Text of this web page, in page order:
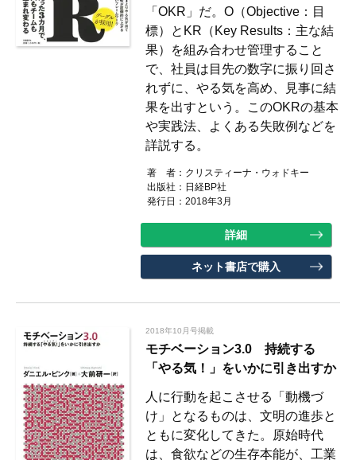
「OKR」だ。O（Objective：目
標）とKR（Key Results：主な結
果）を組み合わせ管理すること
で、社員は目先の数字に振り回さ
れずに、やる気を高め、見事に結
果を出すという。このOKRの基本
や実践法、よくある失敗例などを
詳説する。
著 者： クリスティーナ・ウォドキー
出版社： 日経BP社
発行日：2018年3月
詳細
ネット書店で購入
2018年10月号掲載
モチベーション3.0 持続する
「やる気！」をいかに引き出すか
人に行動を起こさせる「動機づ
け」となるものは、文明の進歩と
ともに変化してきた。原始時代
は、食欲などの生存本能が、工業